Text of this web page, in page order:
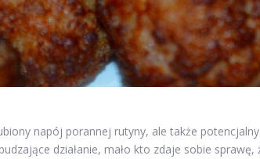
napój porannej rutyny, ale także
działanie, mało kto zdaje sobie